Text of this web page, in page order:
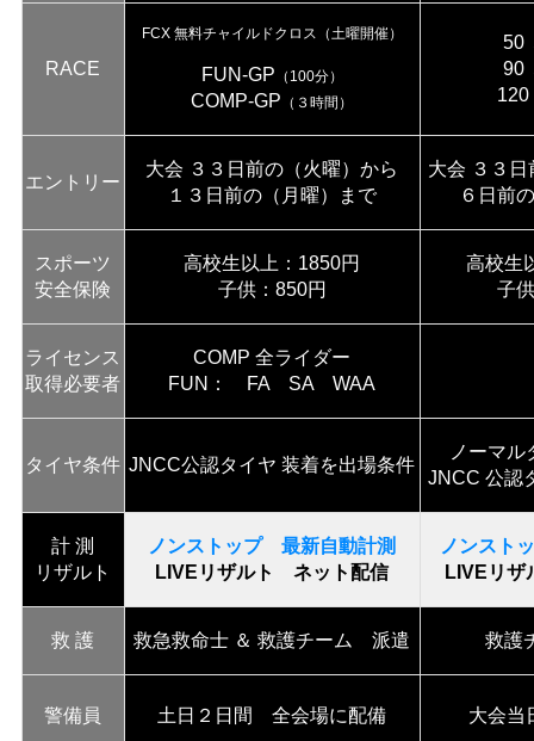
RACE
FCX 無料チャイルドクロス（土曜開催）
FUN-GP （100分）
COMP-GP （３時間）
50
90
120
エントリー
大会 ３３日前の（火曜）から
１３日前の（月曜）まで
大会 ３３
６日前
スポーツ
安全保険
高校生以上：1850円
子供：850円
高校生
子
ライセンス
取得必要者
COMP 全ライダー
FUN： FA SA WAA
タイヤ条件 JNCC公認タイヤ 装着を出場条件
ノーマル
JNCC 公認
計 測
リザルト
ノンストップ 最新自動計測
LIVEリザルト ネット配信
ノンスト
LIVEリザ
救 護 救急救命士 ＆ 救護チーム 派遣 救護
警備員 土日２日間 全会場に配備 大会